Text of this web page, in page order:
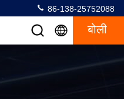
86-138-25752088
बोली